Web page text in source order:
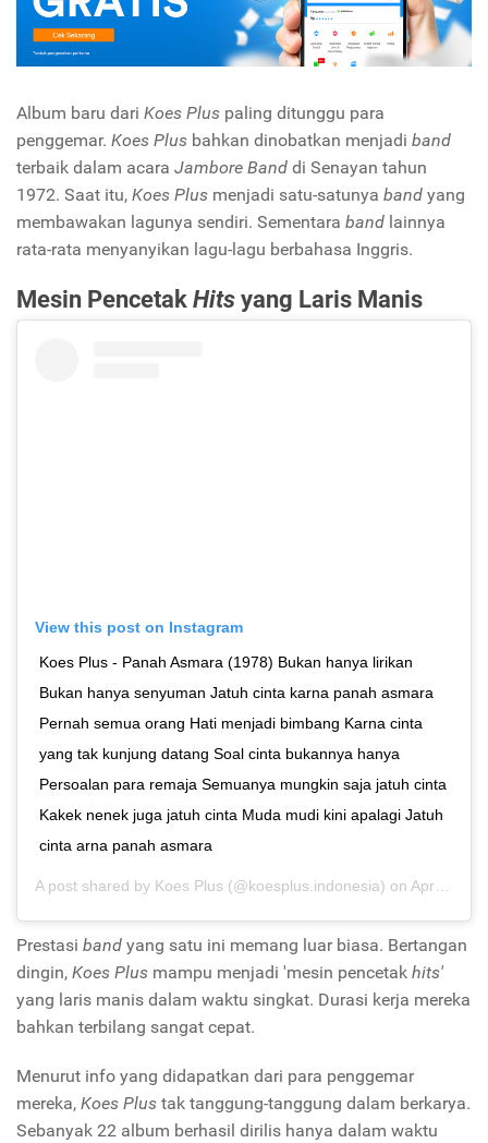
Album baru dari Koes Plus paling ditunggu para
penggemar. Koes Plus bahkan dinobatkan menjadi band
terbaik dalam acara Jambore Band di Senayan tahun
1972. Saat itu, Koes Plus menjadi satu-satunya band yang
membawakan lagunya sendiri. Sementara band lainnya
rata-rata menyanyikan lagu-lagu berbahasa Inggris.
Mesin PencetakHitsyang Laris Manis
View this post on Instagram
Koes Plus - Panah Asmara (1978) Bukan hanya lirikan
Bukan hanya senyuman Jatuh cinta karna panah asmara
Pernah semua orang Hati menjadi bimbang Karna cinta
yang tak kunjung datang Soal cinta bukannya hanya
Persoalan para remaja Semuanya mungkin saja jatuh cinta
Kakek nenek juga jatuh cinta Muda mudi kini apalagi Jatuh
cinta arna panah asmara
A post shared by Koes Plus (@koesplus.indonesia) on Apr 2, 2019 at 11:19pm PDT
Prestasi band yang satu ini memang luar biasa. Bertangan
dingin, Koes Plus mampu menjadi 'mesin pencetak hits'
yang laris manis dalam waktu singkat. Durasi kerja mereka
bahkan terbilang sangat cepat.
Menurut info yang didapatkan dari para penggemar
mereka, Koes Plus tak tanggung-tanggung dalam berkarya.
Sebanyak 22 album berhasil dirilis hanya dalam waktu